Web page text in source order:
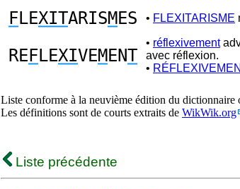
F LEXITARISM ES • FLEXITARISME
RE F LEXIVEM ENT
• réflexivement
avec réflexion.
•
Liste conforme à la neuvième édition du dictionnaire
Les définitions sont de courts extraits de WikWik.org
Liste précédente